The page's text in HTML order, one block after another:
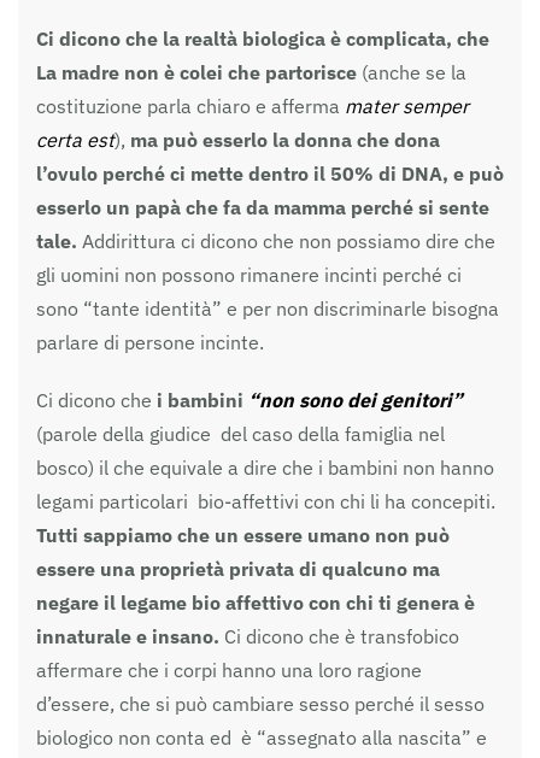
Ci dicono che la realtà biologica è complicata, che
La madre non è colei che partorisce (anche se la
costituzione parla chiaro e afferma mater semper
certa est), ma può esserlo la donna che dona
l’ovulo perché ci mette dentro il 50% di DNA, e può
esserlo un papà che fa da mamma perché si sente
tale. Addirittura ci dicono che non possiamo dire che
gli uomini non possono rimanere incinti perché ci
sono “tante identità” e per non discriminarle bisogna
parlare di persone incinte.
Ci dicono che i bambini “non sono dei genitori”
(parole della giudice del caso della famiglia nel
bosco) il che equivale a dire che i bambini non hanno
legami particolari bio-affettivi con chi li ha concepiti.
Tutti sappiamo che un essere umano non può
essere una proprietà privata di qualcuno ma
negare il legame bio affettivo con chi ti genera è
innaturale e insano. Ci dicono che è transfobico
affermare che i corpi hanno una loro ragione
d’essere, che si può cambiare sesso perché il sesso
biologico non conta ed è “assegnato alla nascita” e